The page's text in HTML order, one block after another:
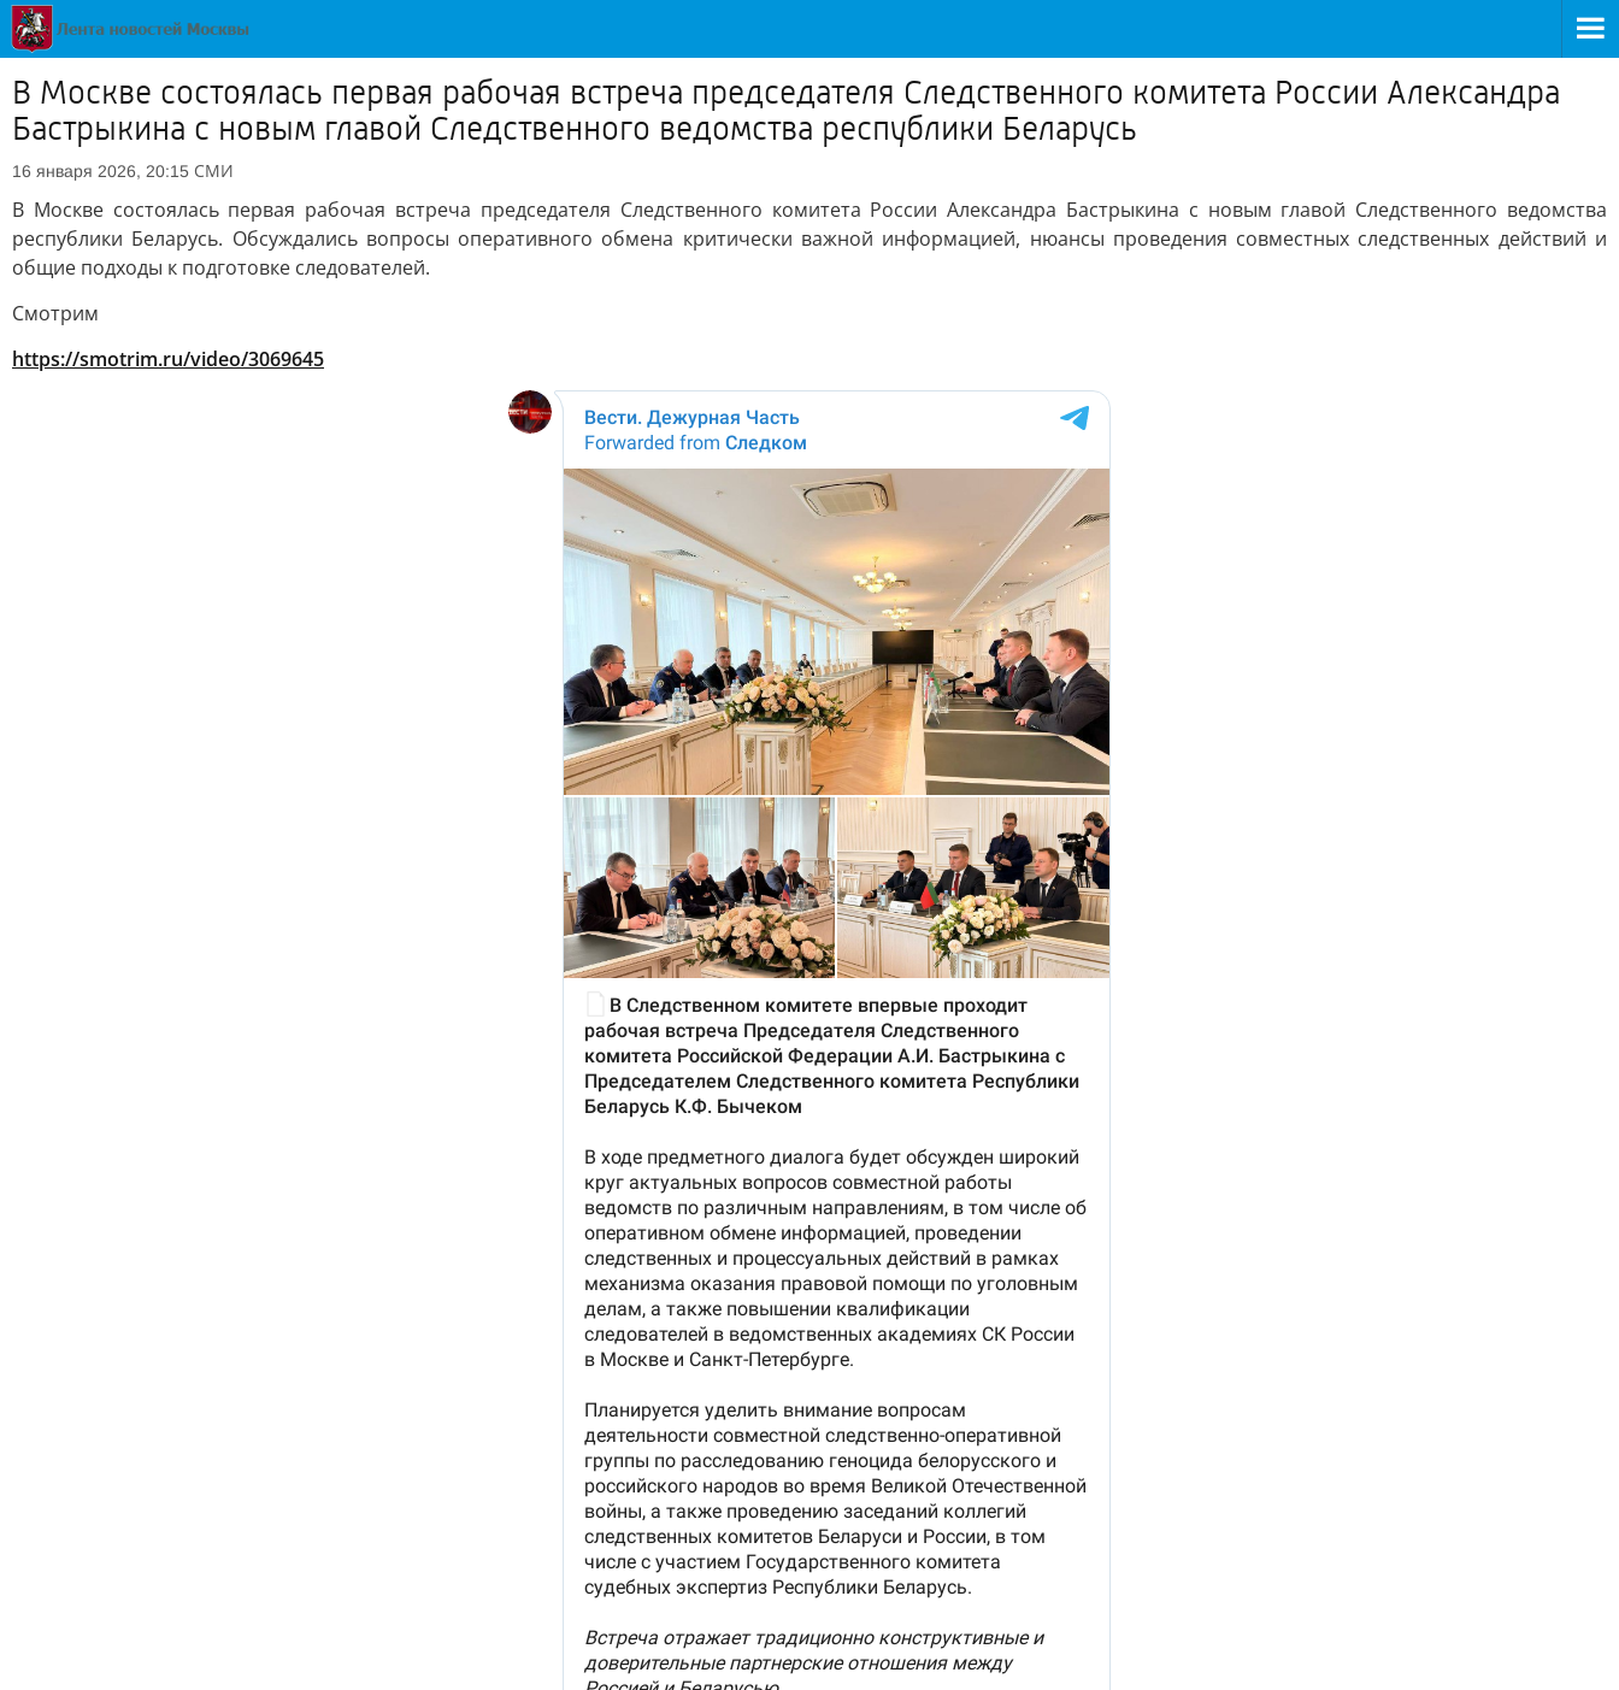
В Москве состоялась первая рабочая встреча председателя Следственного комитета России Александра
Бастрыкина с новым главой Следственного ведомства республики Беларусь
16 января 2026, 20:15 СМИ
В Москве состоялась первая рабочая встреча председателя Следственного комитета России Александра Бастрыкина с новым главой Следственного ведомства
республики Беларусь. Обсуждались вопросы оперативного обмена критически важной информацией, нюансы проведения совместных следственных действий и
общие подходы к подготовке следователей.
Смотрим
https://smotrim.ru/video/3069645